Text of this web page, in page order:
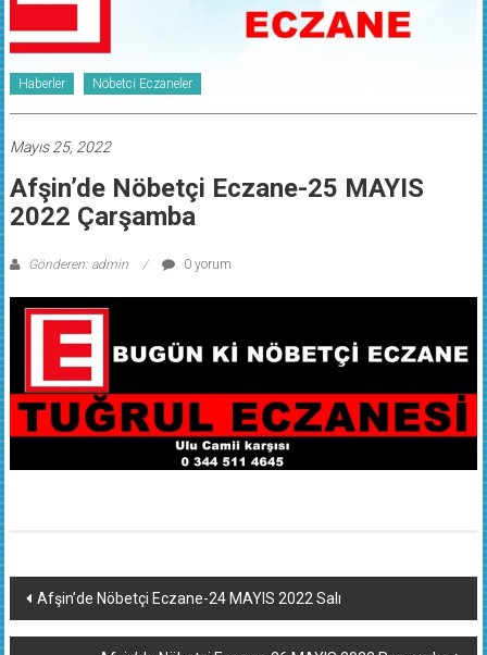
Haberler Nöbetci Eczaneler
Mayıs 25, 2022
Afşin’de Nöbetçi Eczane-25 MAYIS
2022 Çarşamba
Gönderen: admin 0 yorum
Yazı
dolaşımı
Afşin’de Nöbetçi Eczane-24 MAYIS 2022 Salı